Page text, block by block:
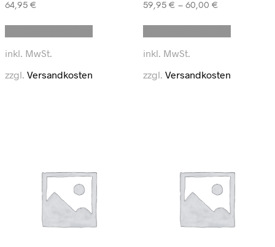
64,95 €
werden
inkl. MwSt.
zzgl. Versandkosten
59,95 € – 60,00 €
auf.
werden
inkl. MwSt.
zzgl. Versandkosten